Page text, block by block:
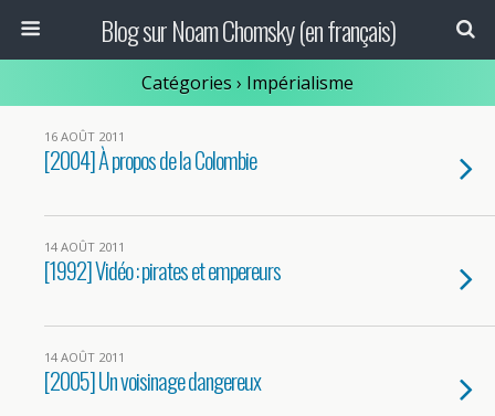
Blog sur Noam Chomsky (en français)
Catégories › Impérialisme
16 AOÛT 2011
[2004] À propos de la Colombie
14 AOÛT 2011
[1992] Vidéo : pirates et empereurs
14 AOÛT 2011
[2005] Un voisinage dangereux